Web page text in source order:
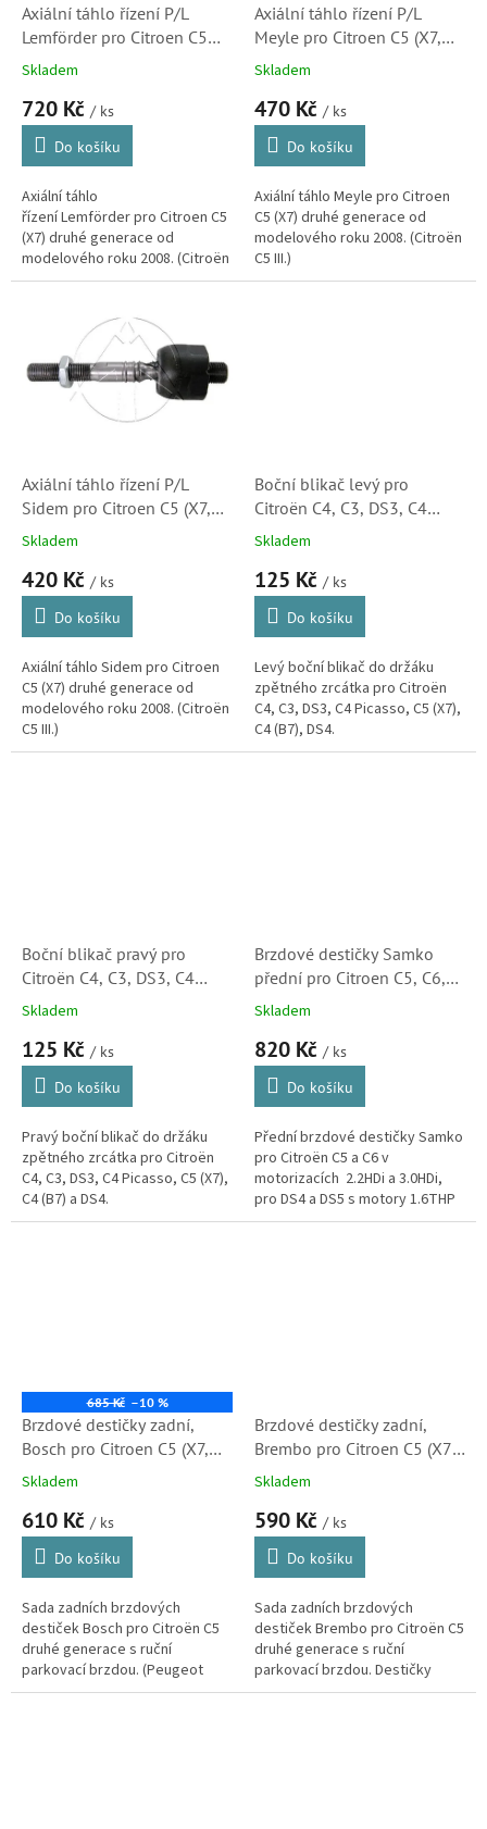
Axiální táhlo řízení P/L
Lemförder pro Citroen C5
(X7, 3453001, 3812F3)
Skladem
720 Kč / ks
Do košíku
Axiální táhlo
řízení Lemförder pro Citroen C5
(X7) druhé generace od
modelového roku 2008. (Citroën
C5 III.) Axiální kloub kvalitou
Axiální táhlo řízení P/L
Meyle pro Citroen C5 (X7,
53015, 3812F3)
Skladem
470 Kč / ks
Do košíku
Axiální táhlo Meyle pro Citroen
C5 (X7) druhé generace od
modelového roku 2008. (Citroën
C5 III.)
Axiální táhlo řízení P/L
Sidem pro Citroen C5 (X7,
53015, 3812F3)
Skladem
420 Kč / ks
Do košíku
Axiální táhlo Sidem pro Citroen
C5 (X7) druhé generace od
modelového roku 2008. (Citroën
C5 III.)
Boční blikač levý pro
Citroën C4, C3, DS3, C4
Picasso, C5 (X7), C4 (B7),
Skladem
125 Kč / ks
Do košíku
Levý boční blikač do držáku
zpětného zrcátka pro Citroën
C4, C3, DS3, C4 Picasso, C5 (X7),
C4 (B7), DS4.
Boční blikač pravý pro
Citroën C4, C3, DS3, C4
Picasso, C5 (X7), C4 (B7),
180357002)
Skladem
125 Kč / ks
Do košíku
Pravý boční blikač do držáku
zpětného zrcátka pro Citroën
C4, C3, DS3, C4 Picasso, C5 (X7),
C4 (B7) a DS4.
Brzdové destičky Samko
přední pro Citroen C5, C6,
2.2HDi, 3.0HDi, DS4, DS5,
Skladem
820 Kč / ks
Do košíku
Přední brzdové destičky Samko
pro Citroën C5 a C6 v
motorizacích 2.2HDi a 3.0HDi,
pro DS4 a DS5 s motory 1.6THP
a 2.0HDi.
685 Kč –10 %
Brzdové destičky zadní,
Bosch pro Citroen C5 (X7,
0986494095, 425404,
Skladem
610 Kč / ks
Do košíku
Sada zadních brzdových
destiček Bosch pro Citroën C5
druhé generace s ruční
parkovací brzdou. (Peugeot
607a 407)
Brzdové destičky zadní,
Brembo pro Citroen C5 (X7,
425404, 425421, 425491)
Skladem
590 Kč / ks
Do košíku
Sada zadních brzdových
destiček Brembo pro Citroën C5
druhé generace s ruční
parkovací brzdou. Destičky
kvalitou i vlastnostmi